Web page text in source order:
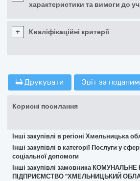
характеристики та вимоги до
+ Кваліфікаційні критерії
Друкувати Звіт за
Корисні посилання
Інші закупівлі в регіоні Хмельницька
Інші закупівлі в категорії Послуги у
соціальної допомоги
Інші закупівлі замовника
ПІДПРИЄМСТВО "ХМЕЛЬНИЦЬКИЙ